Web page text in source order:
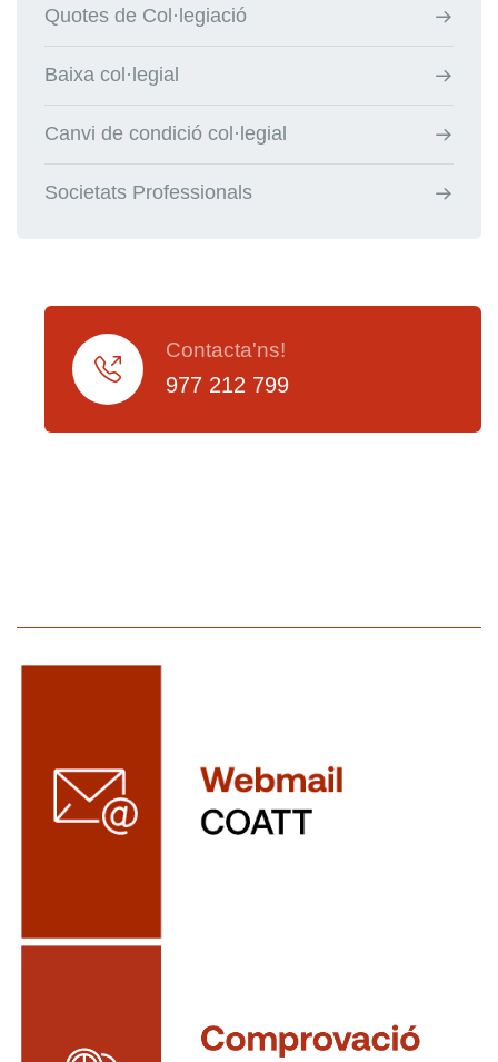
Quotes de Col·legiació
Baixa col·legial
Canvi de condició col·legial
Societats Professionals
Contacta'ns!
977 212 799